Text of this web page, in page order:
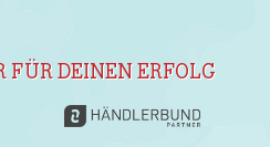
FÜR DEINEN ERFOLG